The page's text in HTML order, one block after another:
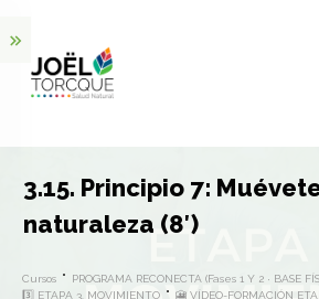
3.15. Principio 7:
naturaleza (8′)
Cursos
PROGRAMA RECONECTA (Fases 1 Y 2 · BASE
3️⃣ ETAPA 3. MOVIMIENTO
🎦 VÍDEO-FORMACIÓN